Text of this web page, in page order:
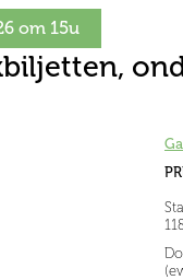
om 15u